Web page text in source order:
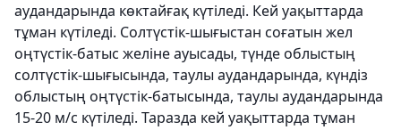
аудандарында көктайғақ күтіледі. Кей уақыттарда
тұман күтіледі. Солтүстік-шығыстан соғатын жел
оңтүстік-батыс желіне ауысады, түнде облыстың
солтүстік-шығысында, таулы аудандарында, күндіз
облыстың оңтүстік-батысында, таулы аудандарында
15-20 м/с күтіледі. Таразда кей уақыттарда тұман